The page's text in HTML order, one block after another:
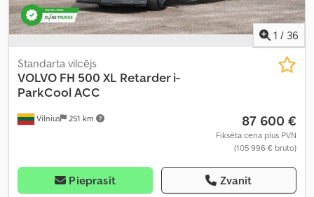
1 / 36
Vilnius 251 km
Standarta vilcējs
VOLVO FH 500 XL Retarder i-
ParkCool ACC
87 600 €
Fiksēta cena plus PVN
(105 996 € bruto)
Pieprasīt Zvanīt